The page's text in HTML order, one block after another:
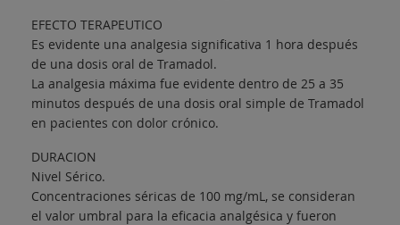
EFECTO TERAPEUTICO
Es evidente una analgesia significativa 1 hora después
de una dosis oral de Tramadol.
La analgesia máxima fue evidente dentro de 25 a 35
minutos después de una dosis oral simple de Tramadol
en pacientes con dolor crónico.
DURACION
Nivel Sérico.
Concentraciones séricas de 100 mg/mL, se consideran
el valor umbral para la eficacia analgésica y fueron